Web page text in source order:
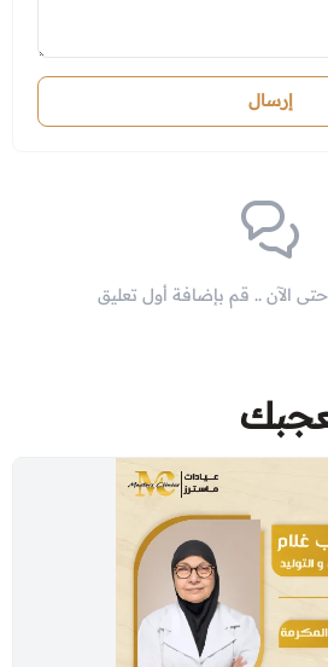
الآن .. قم بإضافة أول تعليق
إرسال